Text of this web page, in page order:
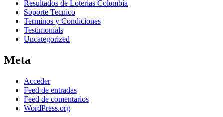
Resultados de Loterias Colombia
Soporte Tecnico
Terminos y Condiciones
Testimonials
Uncategorized
Meta
Acceder
Feed de entradas
Feed de comentarios
WordPress.org